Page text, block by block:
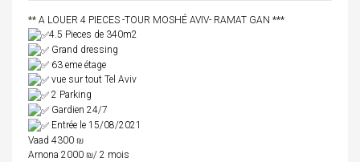
** A LOUER 4 PIECES -TOUR MOSHÉ AVIV- RAMAT GAN ***
4.5 Pieces de 340m2
Grand dressing
63 eme étage
vue sur tout Tel Aviv
2 Parking
Gardien 24/7
Entrée le 15/08/2021
Vaad 4300 ₪
Arnona 2000 ₪/ 2 mois